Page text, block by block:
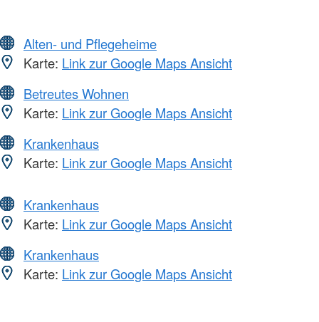
Alten- und Pflegeheime
Karte: Link zur Google Maps Ansicht
Betreutes Wohnen
Karte: Link zur Google Maps Ansicht
Krankenhaus
Karte: Link zur Google Maps Ansicht
Krankenhaus
Karte: Link zur Google Maps Ansicht
Krankenhaus
Karte: Link zur Google Maps Ansicht